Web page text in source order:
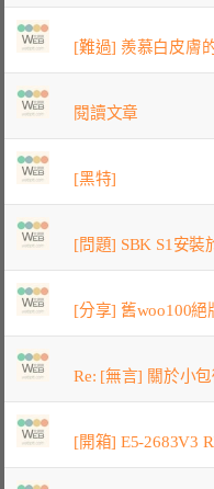
[難過] 羨慕白皮膚
閱讀文章
[黑特]
[問題] SBK S1安裝
[分享] 舊woo100絕
Re: [無言] 關於小
[開箱] E5-2683V3